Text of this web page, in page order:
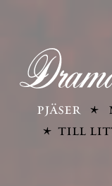
pjäser
till